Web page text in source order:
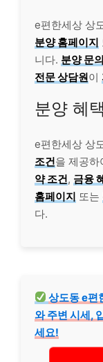
e편한세상 상
분양 홈페이지
니다. 분양 문의
전문 상담원이
분양 혜
e편한세상 상
조건을 제공하
약 조건, 금융
홈페이지 또는
다.
상도동 e편
와 주변 시세,
세요!